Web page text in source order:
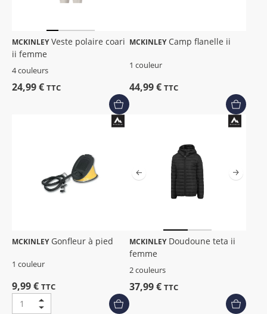
MCKINLEYVeste polaire coari
ii femme
4 couleurs
24,99 € TTC
MCKINLEY Camp flanelle ii
1 couleur
44,99 € TTC
MCKINLEY Gonfleur à pied
1 couleur
9,99 € TTC
MCKINLEYDoudoune teta ii
femme
2 couleurs
37,99 € TTC